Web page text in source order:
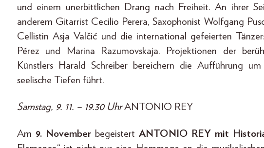
und einem unerbittlichen Drang nach Freiheit. An ihrer
anderem Gitarrist Cecilio Perera, Saxophonist Wolfgang
Cellistin Asja Valčić und die international gefeierten
Pérez und Marina Razumovskaja. Projektionen der
Künstlers Harald Schreiber bereichern die Aufführung
seelische Tiefen führt.
Samstag, 9. 11. – 19.30 UhrANTONIO REY
Am 9. November begeistert ANTONIO REY mit